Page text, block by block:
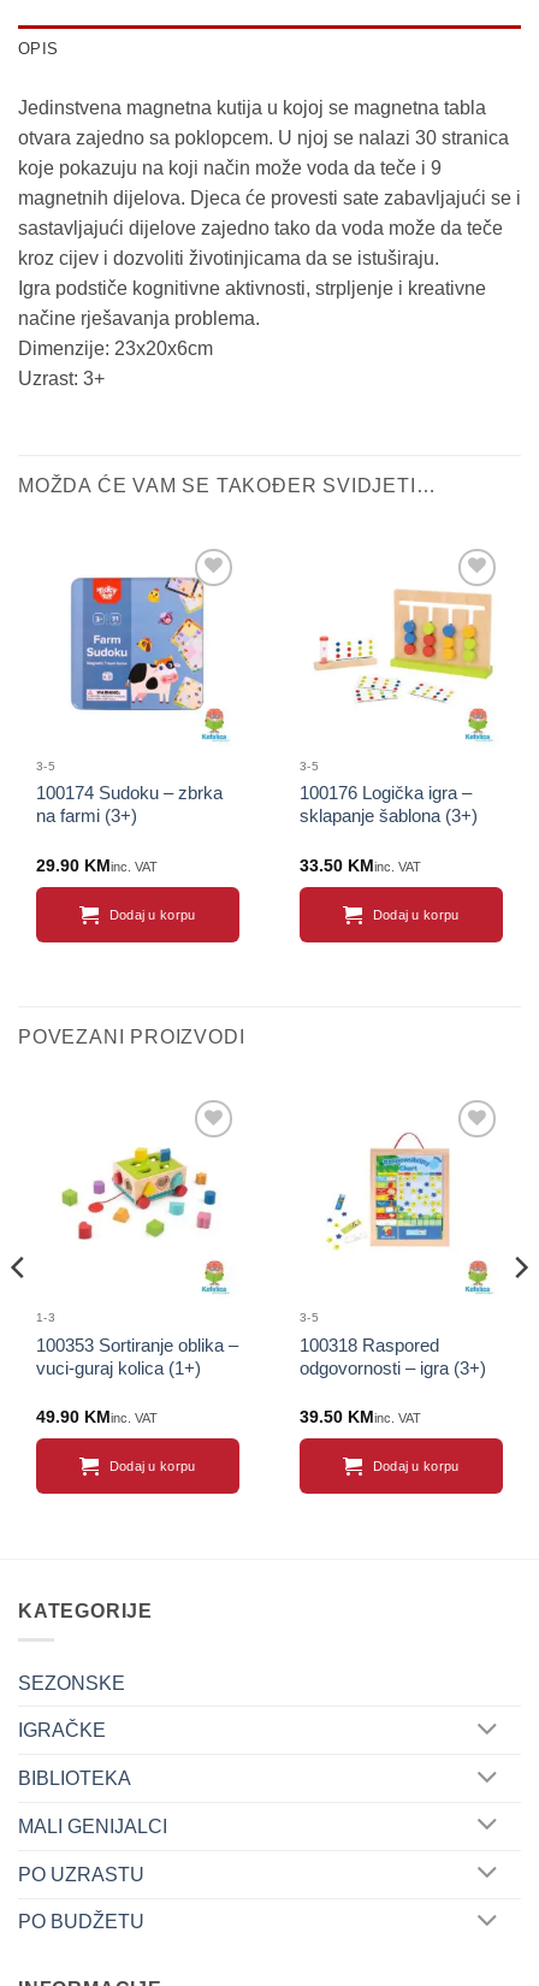
OPIS
Jedinstvena magnetna kutija u kojoj se magnetna tabla
otvara zajedno sa poklopcem. U njoj se nalazi 30 stranica
koje pokazuju na koji način može voda da teče i 9
magnetnih dijelova. Djeca će provesti sate zabavljajući se i
sastavljajući dijelove zajedno tako da voda može da teče
kroz cijev i dozvoliti životinjicama da se istuširaju.
Igra podstiče kognitivne aktivnosti, strpljenje i kreativne
načine rješavanja problema.
Dimenzije: 23x20x6cm
Uzrast: 3+
MOŽDA ĆE VAM SE TAKOĐER SVIDJETI…
Sačuvaj
proizvod
3-5
100174 Sudoku – zbrka
na farmi (3+)
29.90 KMinc. VAT
Dodaj u korpu
Sačuvaj
proizvod
3-5
100176 Logička igra –
sklapanje šablona (3+)
33.50 KMinc. VAT
Dodaj u korpu
POVEZANI PROIZVODI
Sačuvaj
proizvod
1-3
100353 Sortiranje oblika –
vuci-guraj kolica (1+)
49.90 KM inc. VAT
Dodaj u korpu
Sačuvaj
proizvod
3-5
100318 Raspored
odgovornosti – igra (3+)
39.50 KM inc. VAT
Dodaj u korpu
KATEGORIJE
SEZONSKE
IGRAČKE
BIBLIOTEKA
MALI GENIJALCI
PO UZRASTU
PO BUDŽETU